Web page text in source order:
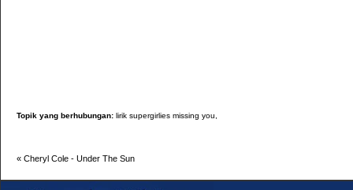
Topik yang berhubungan: lirik supergirlies missing you,
« Cheryl Cole - Under The Sun